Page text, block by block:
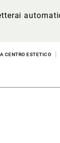
CENTRO ESTETICO